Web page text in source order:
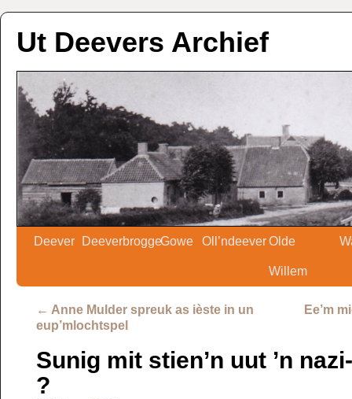
Ut Deevers Archief
Deever DeeverbroggeGowe Oll’ndeeverOlde
Willem
← Anne Mulder spreuk as ièste in un
eup’mlochtspel
Ee’m
Sunig mit stien’n uut ’n
?